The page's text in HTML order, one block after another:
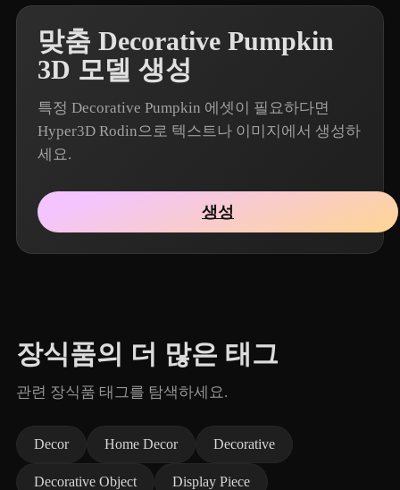
맞춤 Decorative Pumpkin
3D 모델 생성
특정 Decorative Pumpkin 에셋이 필요하다면
Hyper3D Rodin으로 텍스트나 이미지에서 생성하
세요.
생성
장식품의 더 많은 태그
관련 장식품 태그를 탐색하세요.
Decor Home Decor Decorative
Decorative Object Display Piece